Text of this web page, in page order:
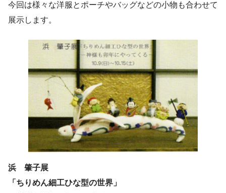
今回は様々な洋服とポーチやバッグなどの小物も合わせて
展示します。
浜 肇子展
「ちりめん細工ひな型の世界」